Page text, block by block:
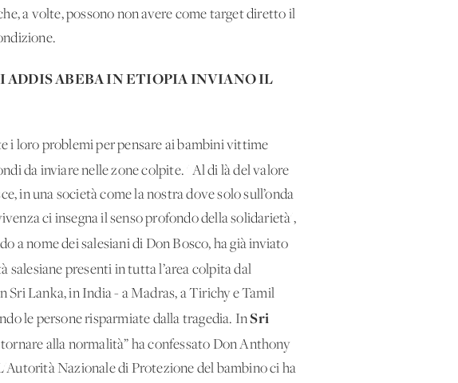
a volte, possono non avere come target diretto il
ADDIS ABEBA IN ETIOPIA INVIANO IL
i loro problemi per pensare ai bambini vittime
da inviare nelle zone colpite. ' Al di là del valore
in una società come la nostra dove solo sull’onda
ci insegna il senso profondo della solidarietà',
a nome dei salesiani di Don Bosco, ha già inviato
presenti in tutta l’area colpita dal
Sri Lanka, in India - a Madras, a Tirichy e Tamil
le persone risparmiate dalla tragedia. InSri
alla normalità” ha confessato Don Anthony
Nazionale di Protezione del bambino ci ha